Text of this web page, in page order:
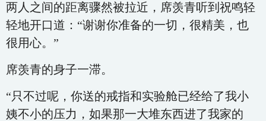
两人之间的距离骤然被拉近，席羡青听到祝鸣轻
轻地开口道：“谢谢你准备的一切，很精美，也
很用心。”
席羡青的身子一滞。
“只不过呢，你送的戒指和实验舱已经给了我小
姨不小的压力，如果那一大堆东西进了我家的